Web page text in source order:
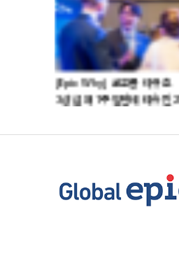
대차 회장
[Epic Why] 김남구
인수’